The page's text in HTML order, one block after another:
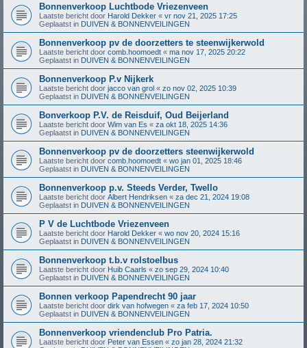
Bonnenverkoop Luchtbode Vriezenveen
Laatste bericht door Harold Dekker « vr nov 21, 2025 17:25
Geplaatst in DUIVEN & BONNENVEILINGEN
Bonnenverkoop pv de doorzetters te steenwijkerwold
Laatste bericht door comb.hoomoedt « ma nov 17, 2025 20:22
Geplaatst in DUIVEN & BONNENVEILINGEN
Bonnenverkoop P.v Nijkerk
Laatste bericht door jacco van grol « zo nov 02, 2025 10:39
Geplaatst in DUIVEN & BONNENVEILINGEN
Bonverkoop P.V. de Reisduif, Oud Beijerland
Laatste bericht door Wim van Es « za okt 18, 2025 14:36
Geplaatst in DUIVEN & BONNENVEILINGEN
Bonnenverkoop pv de doorzetters steenwijkerwold
Laatste bericht door comb.hoomoedt « wo jan 01, 2025 18:46
Geplaatst in DUIVEN & BONNENVEILINGEN
Bonnenverkoop p.v. Steeds Verder, Twello
Laatste bericht door Albert Hendriksen « za dec 21, 2024 19:08
Geplaatst in DUIVEN & BONNENVEILINGEN
P V de Luchtbode Vriezenveen
Laatste bericht door Harold Dekker « wo nov 20, 2024 15:16
Geplaatst in DUIVEN & BONNENVEILINGEN
Bonnenverkoop t.b.v rolstoelbus
Laatste bericht door Huib Caarls « zo sep 29, 2024 10:40
Geplaatst in DUIVEN & BONNENVEILINGEN
Bonnen verkoop Papendrecht 90 jaar
Laatste bericht door dirk van hofwegen « za feb 17, 2024 10:50
Geplaatst in DUIVEN & BONNENVEILINGEN
Bonnenverkoop vriendenclub Pro Patria.
Laatste bericht door Peter van Essen « zo jan 28, 2024 21:32